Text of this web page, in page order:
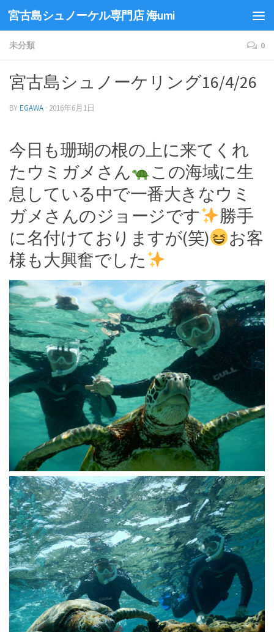
宮古島シュノーケル専門店 海umi
未分類 0
宮古島シュノーケリング16/4/26
BYEGAWA · 2016年6月1日
今日も珊瑚の根の上に来てくれ
たウミガメさん
この海域に生
息している中で一番大きなウミ
ガメさんのジョージです
勝手
に名付けておりますが(笑)
お客
様も大興奮でした